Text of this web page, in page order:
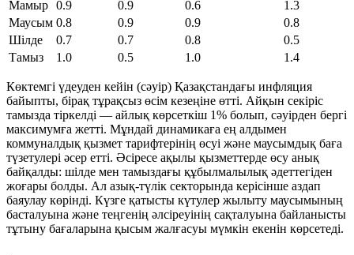
Мамыр 0.9 0.9 0.6
1.3
Маусым 0.8 0.9 0.9
0.8
Шілде
0.7 0.7 0.8
0.5
Тамыз
1.0 0.5 1.0 1.4
Көктемгі үдеуден кейін (сәуір) Қазақстандағы инфляция
байыпты, бірақ тұрақсыз өсім кезеңіне өтті. Айқын секіріс
тамызда тіркелді — айлық көрсеткіш 1% болып, сәуірден бергі
максимумға жетті. Мұндай динамикаға ең алдымен
коммуналдық қызмет тарифтерінің өсуі және маусымдық баға
түзетулері әсер етті. Әсіресе ақылы қызметтерде өсу анық
байқалды: шілде мен тамыздағы құбылмалылық әдеттегіден
жоғары болды. Ал азық-түлік секторында керісінше аздап
баяулау көрінді. Күзге қатысты күтулер жылыту маусымының
басталуына және теңгенің әлсіреуінің сақталуына байланысты
тұтыну бағаларына қысым жалғасуы мүмкін екенін көрсетеді.